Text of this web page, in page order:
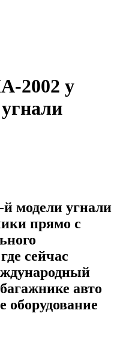
2002 у
модели угнали
прямо с
сейчас
авто
оборудование